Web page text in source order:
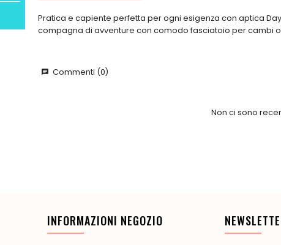
Pratica e capiente perfetta per ogni esigenza con aptica
compagna di avventure con comodo fasciatoio per cambi
chat Commenti (0)
Non ci sono
INFORMAZIONI NEGOZIO